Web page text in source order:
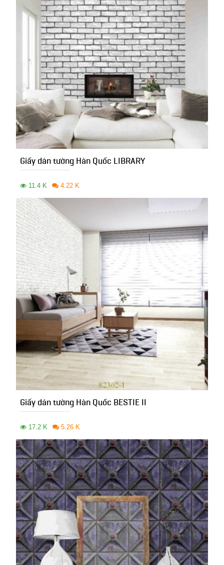
Giấy dán tường Hàn Quốc LIBRARY
11.4 K 4.22 K
Giấy dán tường Hàn Quốc BESTIE II
17.2 K 5.26 K